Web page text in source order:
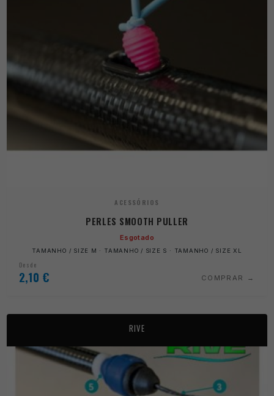
ACESSÓRIOS
PERLES SMOOTH PULLER
Esgotado
TAMANHO / SIZE M · TAMANHO / SIZE S · TAMANHO / SIZE XL
Desde
2,10 € COMPRAR
RIVE